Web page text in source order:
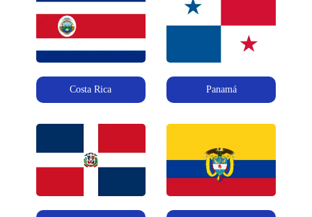
Costa Rica Panamá